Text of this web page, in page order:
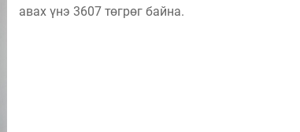
авах үнэ 3607 төгрөг байна.